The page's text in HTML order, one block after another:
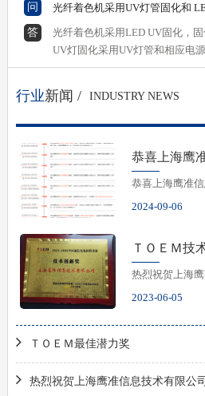
问
答
光纤着色机采用LED UV固化，
UV灯固化采用UV灯管和相应电
化。LED UV固化一般需用LED
油墨。LED UV的固化炉成本贵一
行业新闻 / INDUSTRY NEWS
恭喜上海鹰准信息
恭喜上海鹰准
国科技型中小企
2024-09-06
ＴＯＥＭ技
热烈祝贺上海
2022年度ＴＯ
2023-06-05
ＴＯＥＭ最佳潜力奖
热烈祝贺上海鹰准信息技术有限公司成为